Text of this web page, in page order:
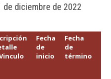
de diciembre de 2022
Fecha
de
inicio
Fecha
de
término